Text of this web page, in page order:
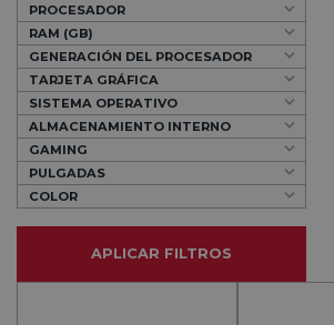
PROCESADOR
RAM (GB)
GENERACIÓN DEL PROCESADOR
TARJETA GRÁFICA
SISTEMA OPERATIVO
ALMACENAMIENTO INTERNO
GAMING
PULGADAS
COLOR
APLICAR FILTROS